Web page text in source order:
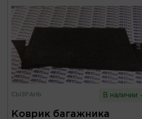
СЫЗРАНЬ В наличии
Коврик багажника